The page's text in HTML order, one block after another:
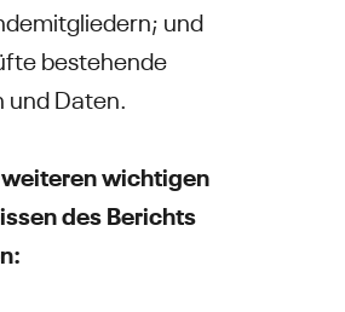
und
bestehende
Daten.
wichtigen
des Berichts